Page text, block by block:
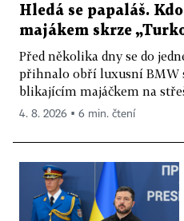
Hledá se papaláš.
majákem skrze
Před několika dny se do
přihnalo obří luxusní BMW
blikajícím majáčkem na
4. 8. 2026 ▪ 6 min. čtení